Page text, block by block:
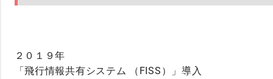
２０１９年
「飛行情報共有システム （FISS）」導入